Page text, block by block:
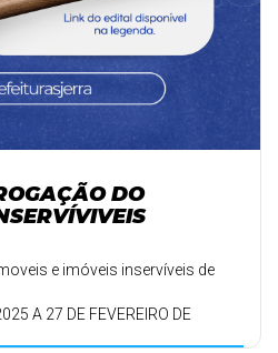
DO
moveis e imóveis inservíveis de
A 27 DE FEVEREIRO DE